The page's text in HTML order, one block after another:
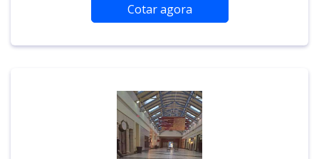
Cotar agora